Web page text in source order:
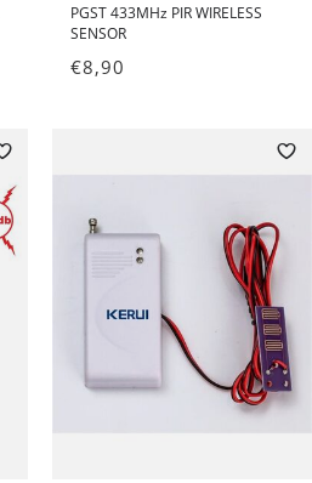
PGST 433MHz PIR WIRELESS
SENSOR
€8,90